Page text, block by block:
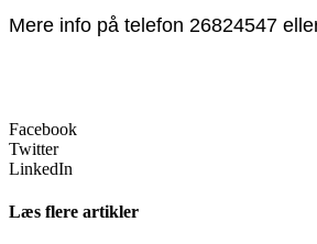
Mere info på telefon 26824547
Facebook
Twitter
LinkedIn
Læs flere artikler